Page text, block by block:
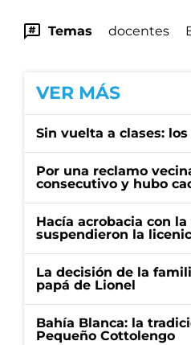
Temas docentes
VER MÁS
Sin vuelta a clases:
Por una reclamo
consecutivo y hubo
Hacía acrobacia con
suspendieron la
La decisión de la
papá de Lionel
Bahía Blanca: la
Pequeño Cottolengo